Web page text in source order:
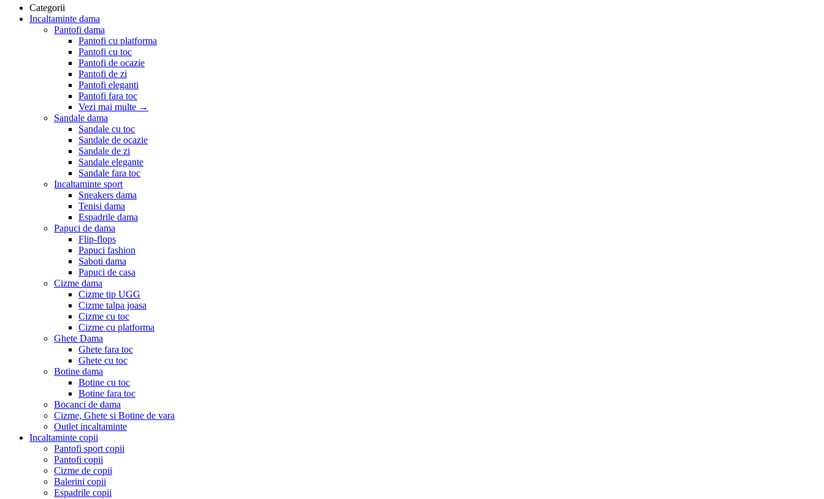
Categorii
Incaltaminte dama
Pantofi dama
Pantofi cu platforma
Pantofi cu toc
Pantofi de ocazie
Pantofi de zi
Pantofi eleganti
Pantofi fara toc
Vezi mai multe →
Sandale dama
Sandale cu toc
Sandale de ocazie
Sandale de zi
Sandale elegante
Sandale fara toc
Incaltaminte sport
Sneakers dama
Tenisi dama
Espadrile dama
Papuci de dama
Flip-flops
Papuci fashion
Saboti dama
Papuci de casa
Cizme dama
Cizme tip UGG
Cizme talpa joasa
Cizme cu toc
Cizme cu platforma
Ghete Dama
Ghete fara toc
Ghete cu toc
Botine dama
Botine cu toc
Botine fara toc
Bocanci de dama
Cizme, Ghete si Botine de vara
Outlet incaltaminte
Incaltaminte copii
Pantofi sport copii
Pantofi copii
Cizme de copii
Balerini copii
Espadrile copii